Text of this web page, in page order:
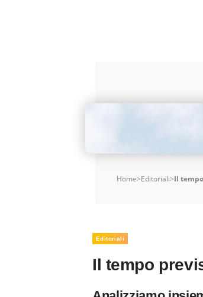
Home>Editoriali>Il
Editoriali
Il tempo